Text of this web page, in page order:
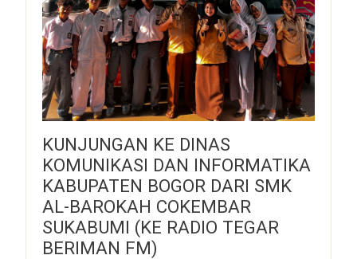
KUNJUNGAN KE DINAS
KOMUNIKASI DAN INFORMATIKA
KABUPATEN BOGOR DARI SMK
AL-BAROKAH COKEMBAR
SUKABUMI (KE RADIO TEGAR
BERIMAN FM)